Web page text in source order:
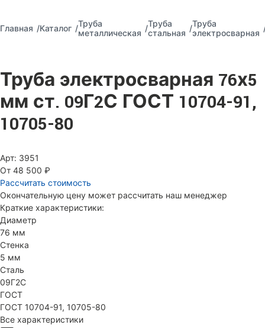
Главная Каталог
Труба
металлическая
Труба
стальная
Труба
электросварная
Труба электросварная 76х5
мм ст. 09Г2С ГОСТ 10704-91,
10705-80
Арт: 3951
От 48 500 ₽
Рассчитать стоимость
Окончательную цену может рассчитать наш менеджер
Краткие характеристики:
Диаметр
76 мм
Стенка
5 мм
Сталь
09Г2С
ГОСТ
ГОСТ 10704-91, 10705-80
Все характеристики